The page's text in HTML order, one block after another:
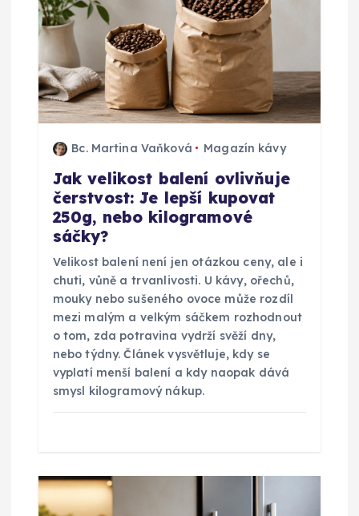
r
o
p
ř
Bc. Martina Vaňková Magazín kávy
Jak velikost balení ovlivňuje
čerstvost: Je lepší kupovat
250g, nebo kilogramové
sáčky?
Velikost balení není jen otázkou ceny, ale i
chuti, vůně a trvanlivosti. U kávy, ořechů,
mouky nebo sušeného ovoce může rozdíl
mezi malým a velkým sáčkem rozhodnout
o tom, zda potravina vydrží svěží dny,
nebo týdny. Článek vysvětluje, kdy se
vyplatí menší balení a kdy naopak dává
smysl kilogramový nákup.